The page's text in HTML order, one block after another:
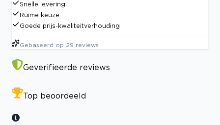
Snelle levering
Ruime keuze
Goede prijs-kwaliteitverhouding
Gebaseerd op 29 reviews
Geverifieerde reviews
Top beoordeeld